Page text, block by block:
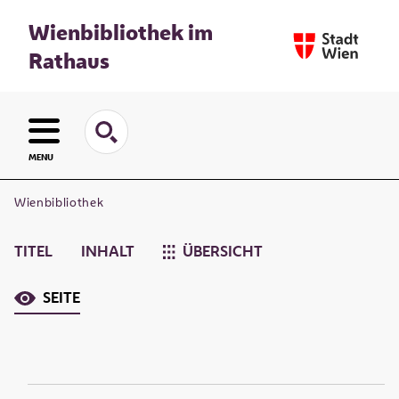
Wienbibliothek im
Rathaus
MENU
Wienbibliothek
TITEL INHALT ÜBERSICHT
SEITE